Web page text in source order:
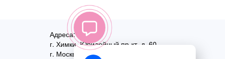
Адреса:
г. Химки, Юбилейный пр-кт, д. 60
г. Москва
ул. Перовская, д. 59